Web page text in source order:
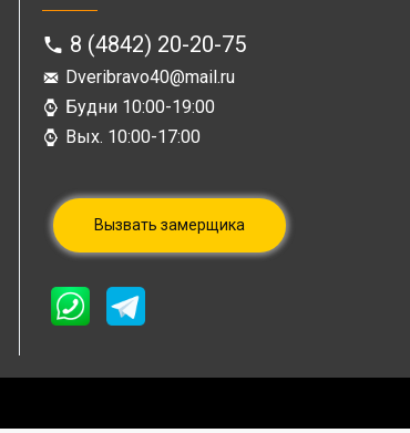
8 (4842) 20-20-75
Dveribravo40@mail.ru
Будни 10:00-19:00
Вых. 10:00-17:00
Вызвать замерщика